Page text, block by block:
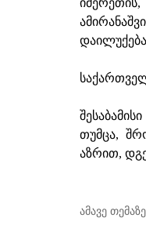
თუმცა,
აზრით,
ამავე